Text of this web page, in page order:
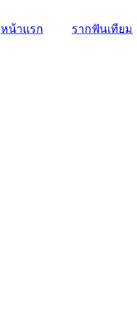
หน้าแรก รากฟันเทียม